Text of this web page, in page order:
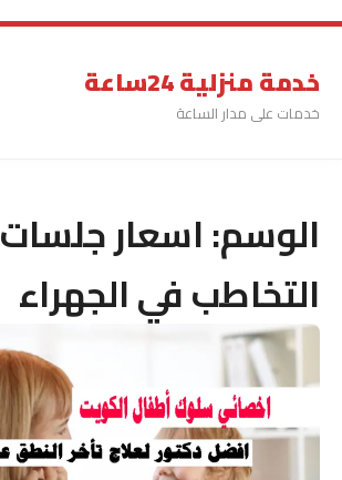
خدمة منزلية 24ساعة
خدمات على مدار الساعة
الوسم:اسعار جلسات
التخاطب في الجهراء